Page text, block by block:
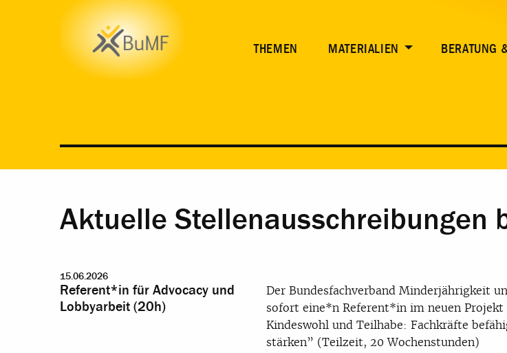
THEMEN MATERIALIEN BERATUNG
Aktuelle Stellenausschreibungen
15.06.2026
Referent*in für Advocacy und
Lobbyarbeit (20h)
Der Bundesfachverband Minderjährigkeit
sofort eine*n Referent*in im neuen
Kindeswohl und Teilhabe: Fachkräfte
stärken” (Teilzeit, 20 Wochenstunden)